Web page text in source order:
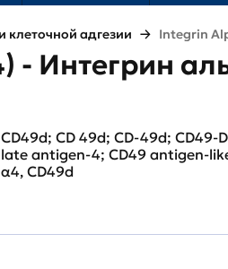
адгезии Integrin
- Интегрин
CD49d; CD 49d; CD-49d;
late antigen-4; CD49 antigen-
α4, CD49d